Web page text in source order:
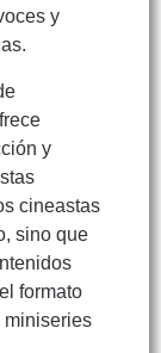
y
y
cineastas
sino que
formato
miniseries